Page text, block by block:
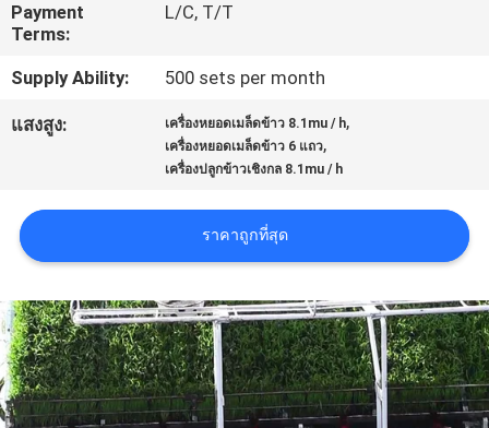
ติดต่อ
เรา
ขอ
ใบ
เสนอ
ราคา
Payment
Terms:
L/C, T/T
Supply Ability: 500 sets per month
แสงสูง: เครื่องหยอดเมล็ดข้าว 8.1mu / h,
เครื่องหยอดเมล็ดข้าว 6 แถว,
เครื่องปลูกข้าวเชิงกล 8.1mu / h
ราคาถูกที่สุด